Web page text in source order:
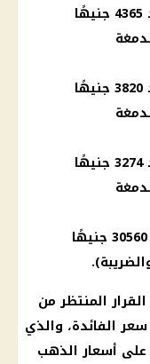
سعر الذهب عيار 24: استقر عند 4365 جنيهًا
سعر الذهب عيار 21: استقر عند 3820 جنيهًا
سعر الذهب عيار 18: استقر عند 3274 جنيهًا
سعر الجنيه الذهب: استقر عند 30560 جنيهًا
المنتظر من
سعر الفائدة، والذي
على أسعار الذهب